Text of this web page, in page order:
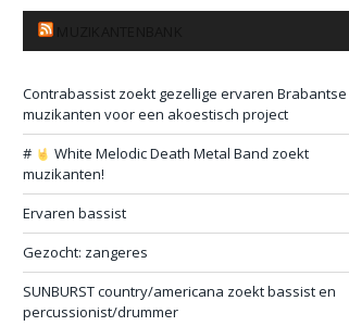
Contrabassist zoekt gezellige ervaren Brabantse
muzikanten voor een akoestisch project
#
White Melodic Death Metal Band zoekt
muzikanten!
Ervaren bassist
Gezocht: zangeres
SUNBURST country/americana zoekt bassist en
percussionist/drummer